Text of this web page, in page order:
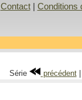
Contact| Conditions
Série précédent|